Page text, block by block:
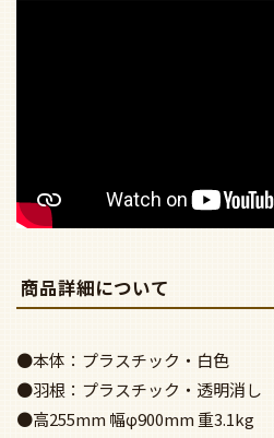
商品詳細について
●本体：プラスチック・白色
●羽根：プラスチック・透明消し
●高255mm 幅φ900mm 重3.1kg